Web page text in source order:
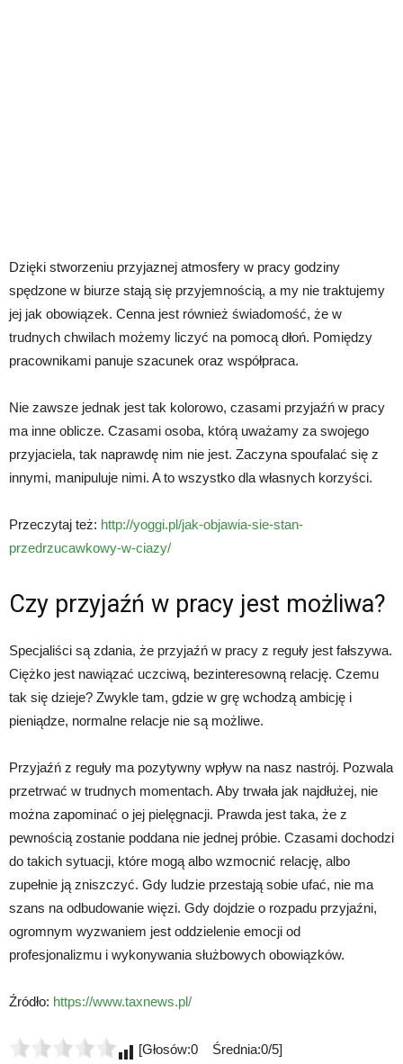
Dzięki stworzeniu przyjaznej atmosfery w pracy godziny
spędzone w biurze stają się przyjemnością, a my nie traktujemy
jej jak obowiązek. Cenna jest również świadomość, że w
trudnych chwilach możemy liczyć na pomocą dłoń. Pomiędzy
pracownikami panuje szacunek oraz współpraca.
Nie zawsze jednak jest tak kolorowo, czasami przyjaźń w pracy
ma inne oblicze. Czasami osoba, którą uważamy za swojego
przyjaciela, tak naprawdę nim nie jest. Zaczyna spoufalać się z
innymi, manipuluje nimi. A to wszystko dla własnych korzyści.
Przeczytaj też: http://yoggi.pl/jak-objawia-sie-stan-
przedrzucawkowy-w-ciazy/
Czy przyjaźń w pracy jest możliwa?
Specjaliści są zdania, że przyjaźń w pracy z reguły jest fałszywa.
Ciężko jest nawiązać uczciwą, bezinteresowną relację. Czemu
tak się dzieje? Zwykle tam, gdzie w grę wchodzą ambicję i
pieniądze, normalne relacje nie są możliwe.
Przyjaźń z reguły ma pozytywny wpływ na nasz nastrój. Pozwala
przetrwać w trudnych momentach. Aby trwała jak najdłużej, nie
można zapominać o jej pielęgnacji. Prawda jest taka, że z
pewnością zostanie poddana nie jednej próbie. Czasami dochodzi
do takich sytuacji, które mogą albo wzmocnić relację, albo
zupełnie ją zniszczyć. Gdy ludzie przestają sobie ufać, nie ma
szans na odbudowanie więzi. Gdy dojdzie o rozpadu przyjaźni,
ogromnym wyzwaniem jest oddzielenie emocji od
profesjonalizmu i wykonywania służbowych obowiązków.
Źródło: https://www.taxnews.pl/
[Głosów:0 Średnia:0/5]